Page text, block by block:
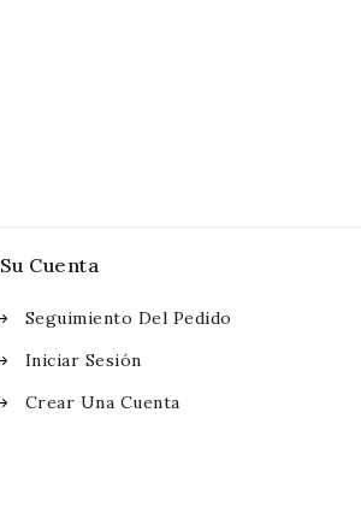
Su Cuenta
Seguimiento Del Pedido
Iniciar Sesión
Crear Una Cuenta